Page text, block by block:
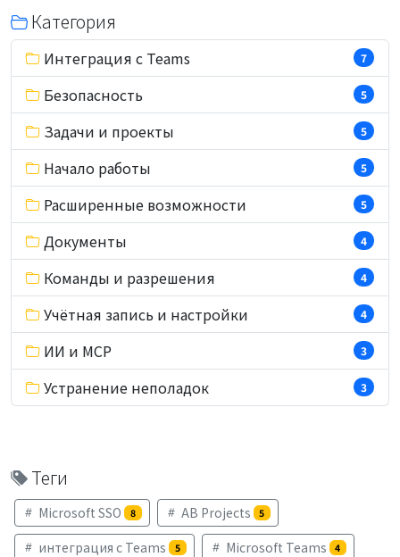
Категория
Интеграция с Teams 7
Безопасность 5
Задачи и проекты 5
Начало работы 5
Расширенные возможности 5
Документы 4
Команды и разрешения 4
Учётная запись и настройки 4
ИИ и MCP 3
Устранение неполадок 3
Теги
Microsoft SSO 8 AB Projects 5
интеграция с Teams 5 Microsoft Teams 4